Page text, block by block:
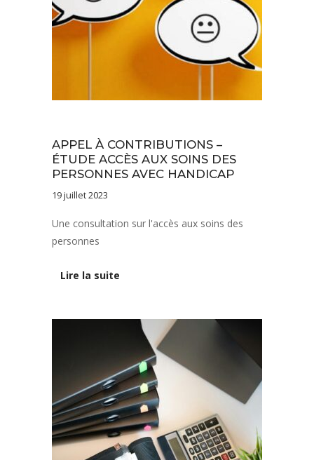
APPEL À CONTRIBUTIONS –
ÉTUDE ACCÈS AUX SOINS DES
PERSONNES AVEC HANDICAP
19 juillet 2023
Une consultation sur l'accès aux soins des
personnes
Lire la suite